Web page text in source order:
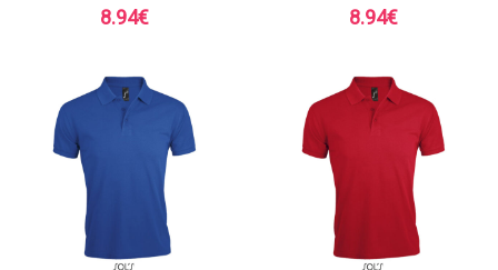
8.94€ 8.94€